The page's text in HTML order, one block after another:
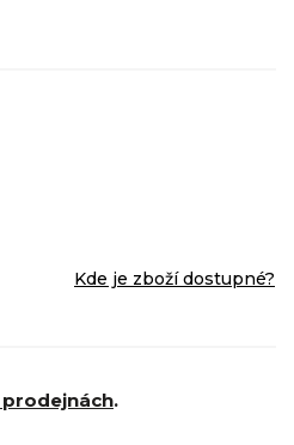
Kde je zboží dostupné?
.